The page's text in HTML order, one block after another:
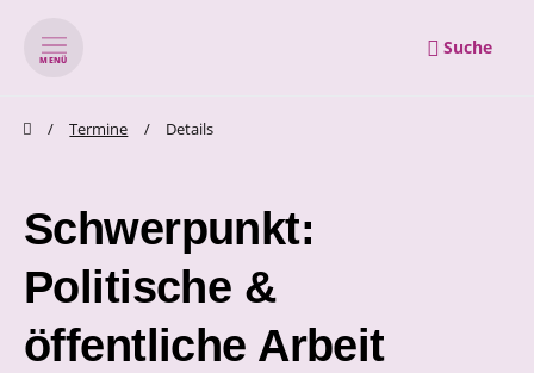
MENÜ
Suche
zum Inhalt springen
Termine Details
Schwerpunkt:
Politische &
öffentliche Arbeit